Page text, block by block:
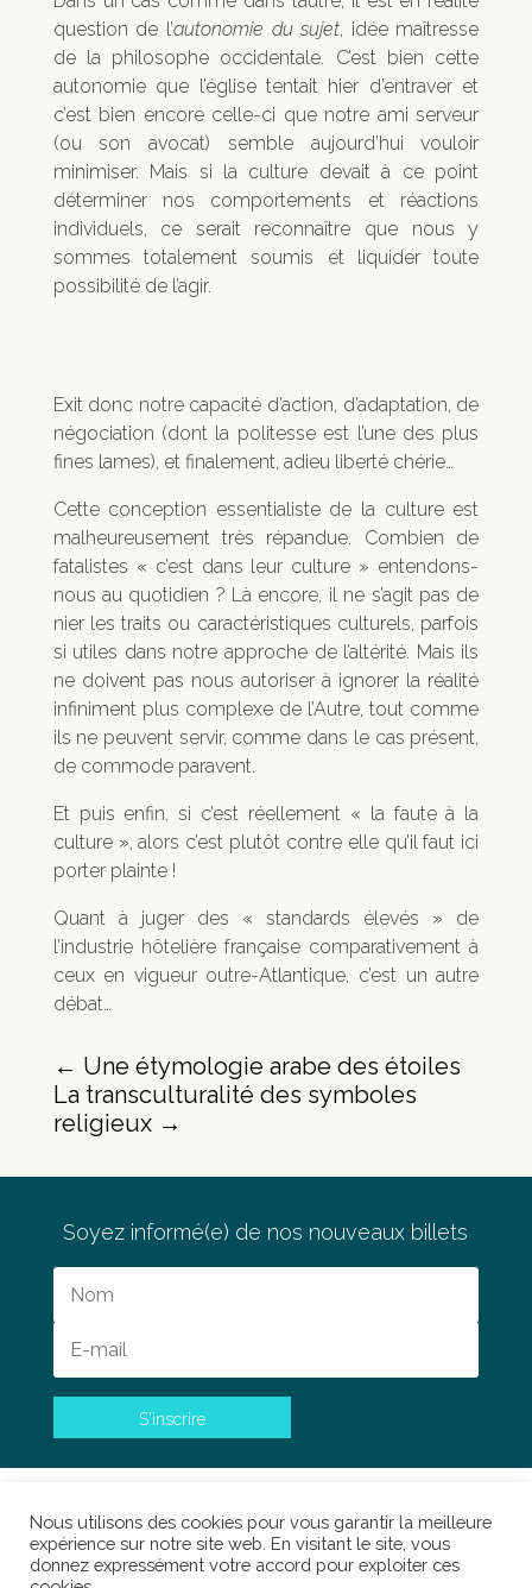
question de l’autonomie du sujet, idée maîtresse
de la philosophe occidentale. C’est bien cette
autonomie que l’église tentait hier d’entraver et
c’est bien encore celle-ci que notre ami serveur
(ou son avocat) semble aujourd’hui vouloir
minimiser. Mais si la culture devait à ce point
déterminer nos comportements et réactions
individuels, ce serait reconnaître que nous y
sommes totalement soumis et liquider toute
possibilité de l’agir.
Exit donc notre capacité d’action, d’adaptation, de
négociation (dont la politesse est l’une des plus
fines lames), et finalement, adieu liberté chérie…
Cette conception essentialiste de la culture est
malheureusement très répandue. Combien de
fatalistes « c’est dans leur culture » entendons-
nous au quotidien ? Là encore, il ne s’agit pas de
nier les traits ou caractéristiques culturels, parfois
si utiles dans notre approche de l’altérité. Mais ils
ne doivent pas nous autoriser à ignorer la réalité
infiniment plus complexe de l’Autre, tout comme
ils ne peuvent servir, comme dans le cas présent,
de commode paravent.
Et puis enfin, si c’est réellement « la faute à la
culture », alors c’est plutôt contre elle qu’il faut ici
porter plainte !
Quant à juger des « standards élevés » de
l’industrie hôtelière française comparativement à
ceux en vigueur outre-Atlantique, c’est un autre
débat…
← Une étymologie arabe des étoiles
La transculturalité des symboles
religieux→
Soyez informé(e) de nos nouveaux billets
S'inscrire
0 commentaires
Nous utilisons des cookies pour vous garantir la meilleure
expérience sur notre site web. En visitant le site, vous
donnez expressément votre accord pour exploiter ces